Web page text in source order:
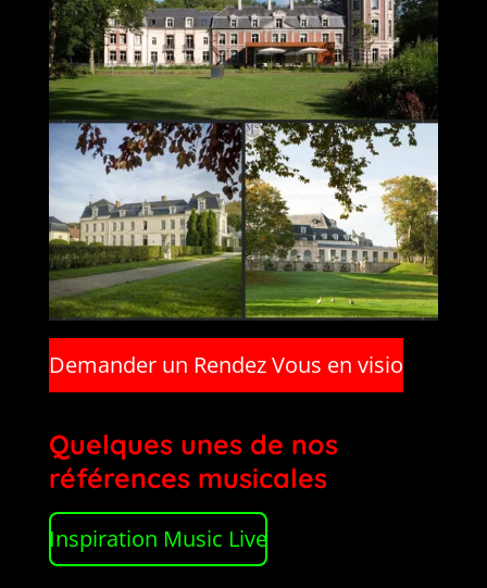
Demander un Rendez Vous en visio
Quelques unes de nos
références musicales
Inspiration Music Live